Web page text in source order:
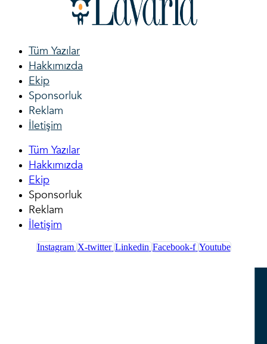
Tüm Yazılar
Hakkımızda
Ekip
Sponsorluk
Reklam
İletişim
Tüm Yazılar
Hakkımızda
Ekip
Sponsorluk
Reklam
İletişim
Instagram X-twitter Linkedin Facebook-f Youtube